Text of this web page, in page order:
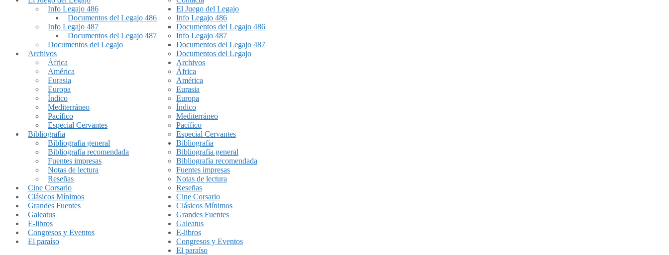
Info Legajo 486
Documentos del Legajo 486
Info Legajo 487
Documentos del Legajo 487
Documentos del Legajo
Archivos
África
América
Eurasia
Europa
Índico
Mediterráneo
Pacífico
Especial Cervantes
Bibliografia
Bibliografia general
Bibliografía recomendada
Fuentes impresas
Notas de lectura
Reseñas
Cine Corsario
Clásicos Mínimos
Grandes Fuentes
Galeatus
E-libros
Congresos y Eventos
El paraíso
El Juego del Legajo
Info Legajo 486
Documentos del Legajo 486
Info Legajo 487
Documentos del Legajo 487
Documentos del Legajo
Archivos
África
América
Eurasia
Europa
Índico
Mediterráneo
Pacífico
Especial Cervantes
Bibliografia
Bibliografia general
Bibliografía recomendada
Fuentes impresas
Notas de lectura
Reseñas
Cine Corsario
Clásicos Mínimos
Grandes Fuentes
Galeatus
E-libros
Congresos y Eventos
El paraíso